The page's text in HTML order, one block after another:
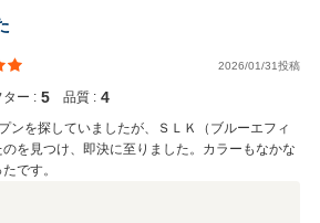
ただけたことが何より嬉しいです。 今後も
いりますので、末永くよろしくお願いいた
2026/01/31投稿
ター : 5 品質 : 4
ンを探していましたが、ＳＬＫ（ブルーエフィ
を見つけ、即決に至りました。カラーもなかな
です。